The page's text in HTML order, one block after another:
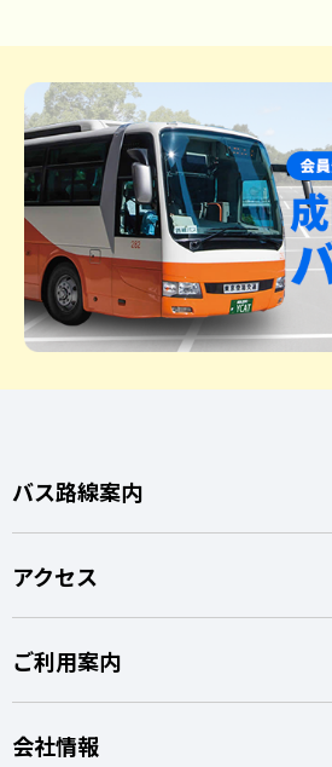
バス路線案内
アクセス
ご利用案内
会社情報